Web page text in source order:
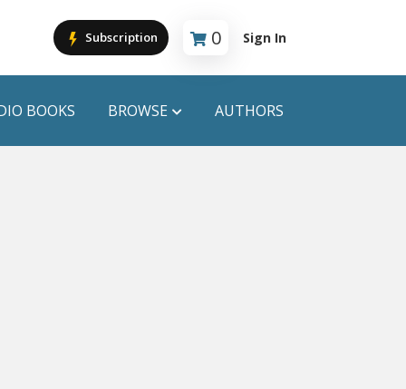
Subscription 0
Cart is empty
Sign In
BOOKS BROWSE AUTHORS